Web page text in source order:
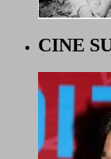
CINE